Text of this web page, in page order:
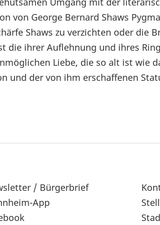
von George Bernard Shaws
Shaws zu verzichten oder die
die ihrer Auflehnung und ihres
Liebe, die so alt ist wie
und der von ihm erschaffenen
/ Bürgerbrief
App
im